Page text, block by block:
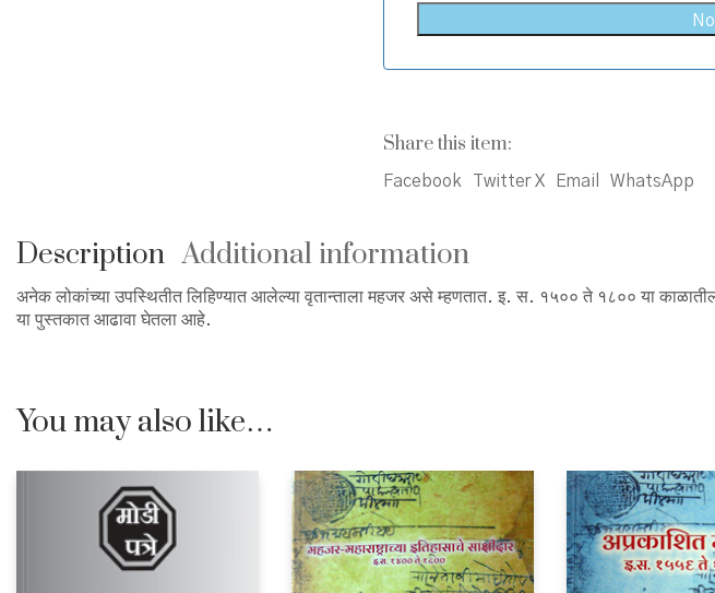
Share this item:
Facebook Twitter X Email WhatsApp
Description Additional information
अनेक लोकांच्या उपस्थितीत लिहिण्यात आलेल्या वृतान्ताला महजर असे म्हणतात. इ. स. १५०० ते १८०० या
या पुस्तकात आढावा घेतला आहे.
You may also like…